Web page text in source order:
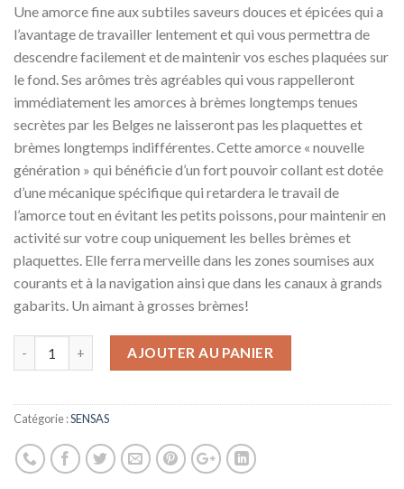
Une amorce fine aux subtiles saveurs douces et épicées qui a
l’avantage de travailler lentement et qui vous permettra de
descendre facilement et de maintenir vos esches plaquées sur
le fond. Ses arômes très agréables qui vous rappelleront
immédiatement les amorces à brèmes longtemps tenues
secrètes par les Belges ne laisseront pas les plaquettes et
brèmes longtemps indifférentes. Cette amorce « nouvelle
génération » qui bénéficie d’un fort pouvoir collant est dotée
d’une mécanique spécifique qui retardera le travail de
l’amorce tout en évitant les petits poissons, pour maintenir en
activité sur votre coup uniquement les belles brèmes et
plaquettes. Elle ferra merveille dans les zones soumises aux
courants et à la navigation ainsi que dans les canaux à grands
gabarits. Un aimant à grosses brèmes!
AJOUTER AU PANIER
Catégorie :SENSAS